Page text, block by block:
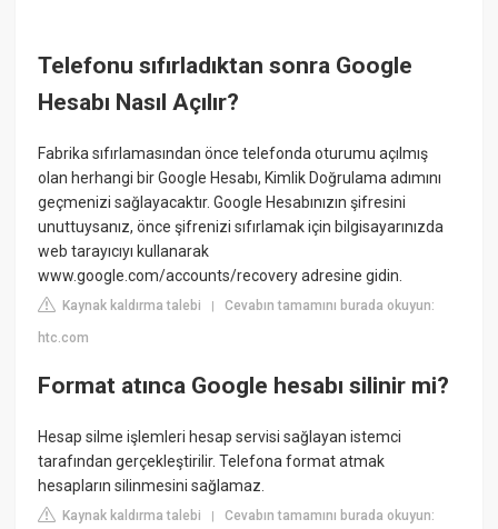
Telefonu sıfırladıktan sonra Google
Hesabı Nasıl Açılır?
Fabrika sıfırlamasından önce telefonda oturumu açılmış
olan herhangi bir Google Hesabı, Kimlik Doğrulama adımını
geçmenizi sağlayacaktır. Google Hesabınızın şifresini
unuttuysanız, önce şifrenizi sıfırlamak için bilgisayarınızda
web tarayıcıyı kullanarak
www.google.com/accounts/recovery adresine gidin.
Kaynak kaldırma talebi |Cevabın tamamını burada okuyun:
htc.com
Format atınca Google hesabı silinir mi?
Hesap silme işlemleri hesap servisi sağlayan istemci
tarafından gerçekleştirilir. Telefona format atmak
hesapların silinmesini sağlamaz.
Kaynak kaldırma talebi |Cevabın tamamını burada okuyun: